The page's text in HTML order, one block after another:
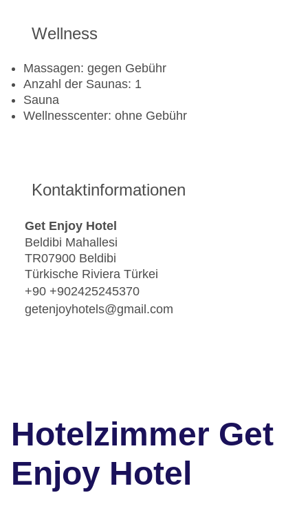
Wellness
Massagen: gegen Gebühr
Anzahl der Saunas: 1
Sauna
Wellnesscenter: ohne Gebühr
Kontaktinformationen
Get Enjoy Hotel
Beldibi Mahallesi
TR07900 Beldibi
Türkische Riviera Türkei
+90 +902425245370
getenjoyhotels@gmail.com
Hotelzimmer Get
Enjoy Hotel